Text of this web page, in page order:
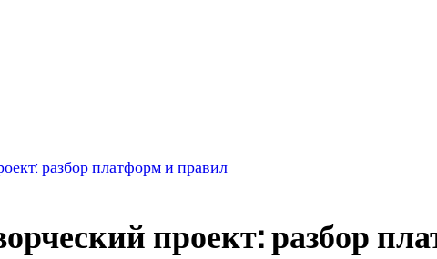
разбор платформ и правил
проект: разбор